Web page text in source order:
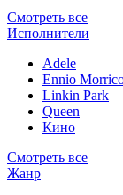
Смотреть все
Исполнители
Adele
Ennio
Linkin Park
Queen
Кино
Смотреть все
Жанр